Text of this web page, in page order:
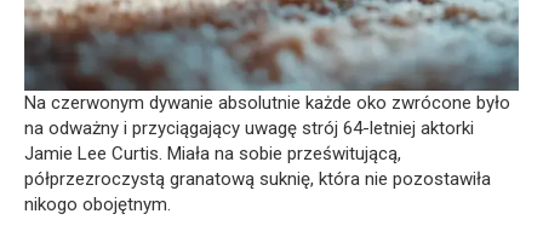
Na czerwonym dywanie absolutnie każde oko zwrócone było
na odważny i przyciągający uwagę strój 64-letniej aktorki
Jamie Lee Curtis. Miała na sobie prześwitującą,
półprzezroczystą granatową suknię, która nie pozostawiła
nikogo obojętnym.